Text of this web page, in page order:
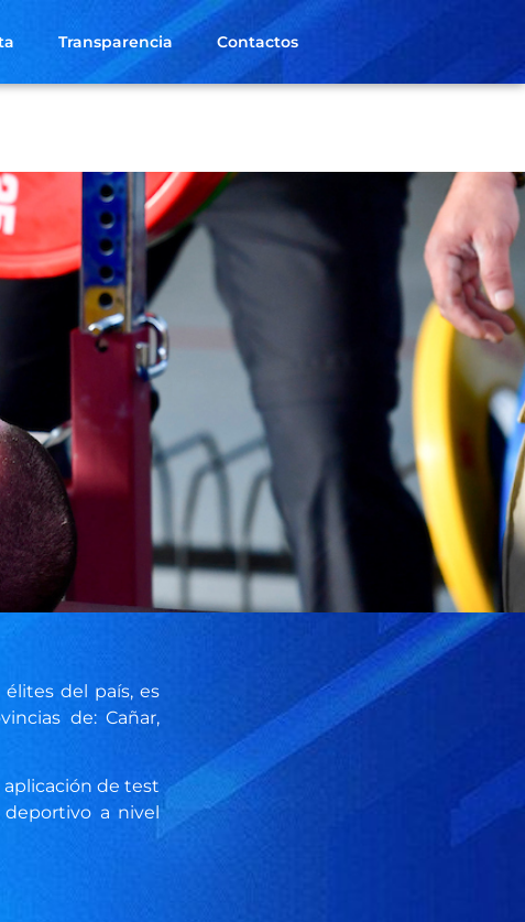
Transparencia Contactos
del país, es
de: Cañar,
de test
deportivo a nivel